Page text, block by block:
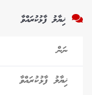
ޚިޔާލު ފާޅުކުރައްވާ